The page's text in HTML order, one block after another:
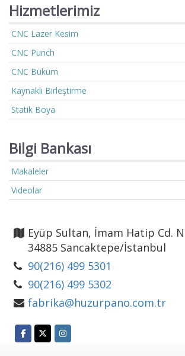
Hizmetlerimiz
CNC Lazer Kesim
CNC Punch
CNC Büküm
Kaynaklı Birleştirme
Statik Boya
Bilgi Bankası
Makaleler
Videolar
Eyüp Sultan, İmam Hatip Cd.
34885 Sancaktepe/İstanbul
90(216) 499 5301
90(216) 499 5302
fabrika@huzurpano.com.tr